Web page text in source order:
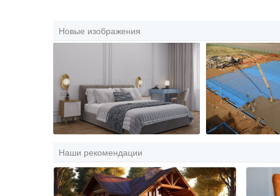
Новые изображения
Наши рекомендации